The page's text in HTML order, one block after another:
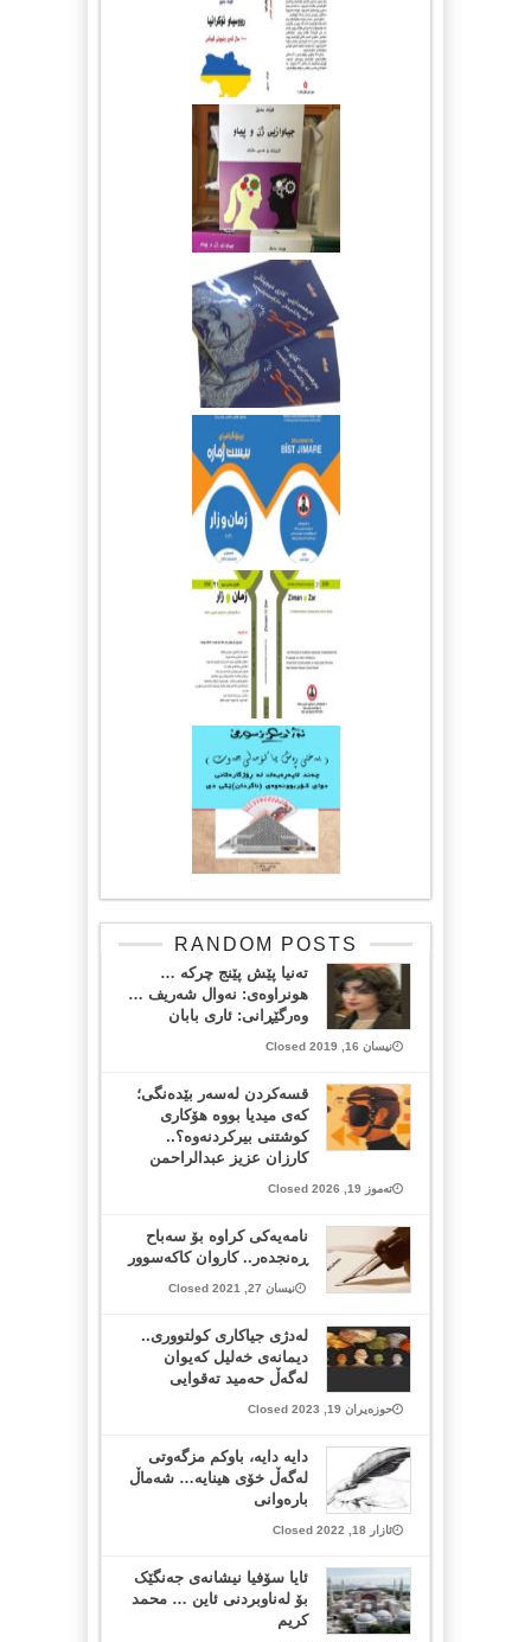
RANDOM POSTS
تەنیا پێش پێنج چرکە …
هونراوەی: نەوال شەریف …
وەرگێڕانی: ئاری بابان
نیسان 16, 2019 Closed
قسەکردن لەسەر بێدەنگی؛
کەی میدیا بووە هۆکاری
کوشتنی بیرکردنەوە؟..
کارزان عزیز عبدالراحمن
تەموز 19, 2026 Closed
نامه‌یه‌كی كراوه‌ بۆ سه‌باح
ڕه‌نجده‌ر.. کاروان کاکه‌سوور
نیسان 27, 2021 Closed
لەدژی جیاکاری کولتووری..
دیمانەی خەلیل کەیوان
لەگەڵ حەمید تەقوایی
حوزەیران 19, 2023 Closed
دایە دایە، باوکم مزگەوتی
لەگەڵ خۆی هینایە… شەماڵ
بارەوانی
ئازار 18, 2022 Closed
ئایا سۆفیا نیشانەی جەنگێک
بۆ لەناوبردنی ئاین … محمد
کریم